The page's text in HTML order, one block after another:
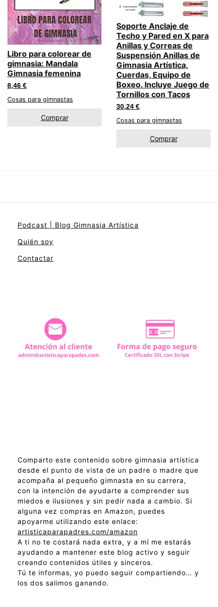
Libro para colorear de
gimnasia: Mandala
Gimnasia femenina
8,46 €
Cosas para gimnastas
Comprar
Soporte Anclaje de
Techo y Pared en X para
Anillas y Correas de
Suspensión Anillas de
Gimnasia Artística,
Cuerdas, Equipo de
Boxeo. Incluye Juego de
Tornillos con Tacos
30,24 €
Cosas para gimnastas
Comprar
Podcast | Blog Gimnasia Artística
Quién soy
Contactar
Comparto este contenido sobre gimnasia artística
desde el punto de vista de un padre o madre que
acompaña al pequeño gimnasta en su carrera,
con la intención de ayudarte a comprender sus
miedos e ilusiones y sin pedir nada a cambio. Si
alguna vez compras en Amazon, puedes
apoyarme utilizando este enlace:
artisticaparapadres.com/amazon
A ti no te costará nada extra, y a mí me estarás
ayudando a mantener este blog activo y seguir
creando contenidos útiles y sinceros.
Tú te informas, yo puedo seguir compartiendo… y
los dos salimos ganando.